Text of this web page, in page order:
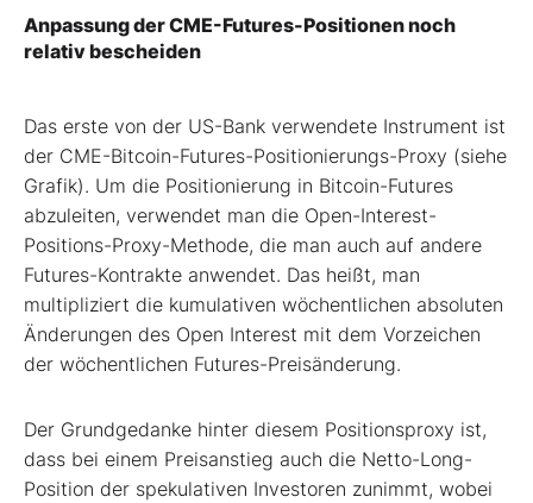
Anpassung der CME-Futures-Positionen noch
relativ bescheiden
Das erste von der US-Bank verwendete Instrument ist
der CME-Bitcoin-Futures-Positionierungs-Proxy (siehe
Grafik). Um die Positionierung in Bitcoin-Futures
abzuleiten, verwendet man die Open-Interest-
Positions-Proxy-Methode, die man auch auf andere
Futures-Kontrakte anwendet. Das heißt, man
multipliziert die kumulativen wöchentlichen absoluten
Änderungen des Open Interest mit dem Vorzeichen
der wöchentlichen Futures-Preisänderung.
Der Grundgedanke hinter diesem Positionsproxy ist,
dass bei einem Preisanstieg auch die Netto-Long-
Position der spekulativen Investoren zunimmt, wobei